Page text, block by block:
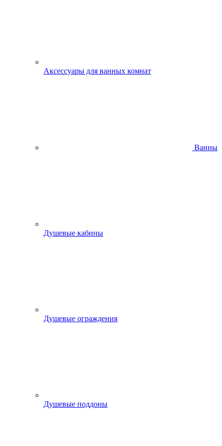
Аксессуары для ванных комнат
Ванны
Душевые кабины
Душевые ограждения
Душевые поддоны